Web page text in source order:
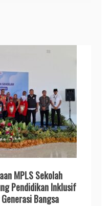
MPLS Sekolah
Pendidikan Inklusif
Bangsa